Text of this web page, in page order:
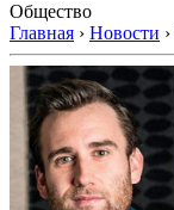
Общество
Главная › Новости ›